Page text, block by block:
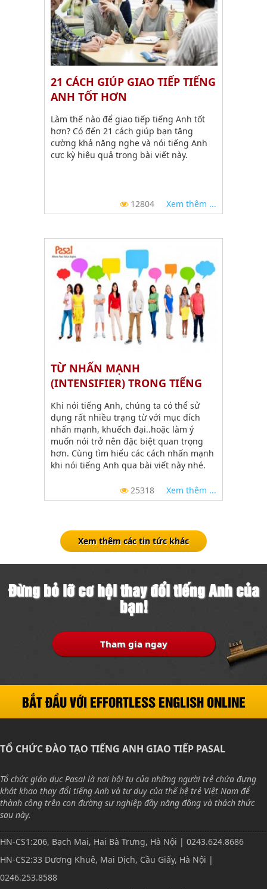
21 CÁCH GIÚP GIAO TIẾP TIẾNG
ANH TỐT HƠN
Làm thế nào để giao tiếp tiếng Anh tốt
hơn? Có đến 21 cách giúp bạn tăng
cường khả năng nghe và nói tiếng Anh
cực kỳ hiệu quả trong bài viết này.
12804 Xem thêm ...
TỪ NHẤN MẠNH
(INTENSIFIER) TRONG TIẾNG
ANH GIAO TIẾP
Khi nói tiếng Anh, chúng ta có thể sử
dụng rất nhiều trạng từ với mục đích
nhấn mạnh, khuếch đại..hoặc làm ý
muốn nói trở nên đặc biệt quan trọng
hơn. Cùng tìm hiểu các cách nhấn mạnh
khi nói tiếng Anh qua bài viết này nhé.
25318 Xem thêm ...
Xem thêm các tin tức khác
Đừng bỏ lỡ cơ hội thay đổi tiếng Anh của
bạn!
Tham gia ngay
BẮT ĐẦU VỚI EFFORTLESS ENGLISH ONLINE
TỔ CHỨC ĐÀO TẠO TIẾNG ANH GIAO TIẾP PASAL
Tổ chức giáo dục Pasal là nơi hội tụ của những người trẻ chứa đựng
khát khao thay đổi tiếng Anh và tư duy của thế hệ trẻ Việt Nam để
thành công trên con đường sự nghiệp đầy năng động và thách thức
sau này.
HN-CS1:206, Bạch Mai, Hai Bà Trưng, Hà Nội | 0243.624.8686
HN-CS2:33 Dương Khuê, Mai Dịch, Cầu Giấy, Hà Nội |
0246.253.8588